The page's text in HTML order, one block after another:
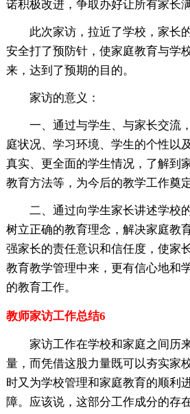
诺积极改进，争取办好让所有家长
此次家访，拉近了学校，家长
安全打了预防针，使家庭教育与学
来，达到了预期的目的。
家访的意义：
一、通过与学生、与家长交流
庭状况、学习环境、学生的个性以
真实、更全面的学生情况，了解到
教育方法等，为今后的教学工作奠定
二、通过向学生家长讲述学校
树立正确的教育理念，解决家庭教
强家长的责任意识和信任度，使家
教育教学管理中来，更有信心地和
的教育工作。
教师家访工作总结6
家访工作在学校和家庭之间历
量，而凭借这股力量既可以夯实家
时又为学校管理和家庭教育的顺利
障。应该说，这部分工作成分的存